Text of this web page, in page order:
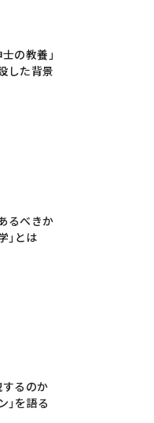
の教養｣
した背景
るべきか
｣とは
るのか
｣を語る